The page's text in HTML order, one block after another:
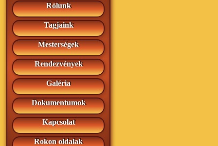
Rólunk
Tagjaink
Mesterségek
Rendezvények
Galéria
Dokumentumok
Kapcsolat
Rokon oldalak